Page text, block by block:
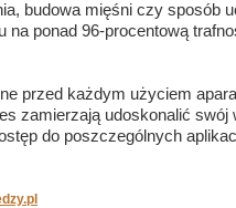
budowa mięśni czy sposób
na ponad 96-procentową
przed każdym użyciem
zamierzają udoskonalić swój
do poszczególnych